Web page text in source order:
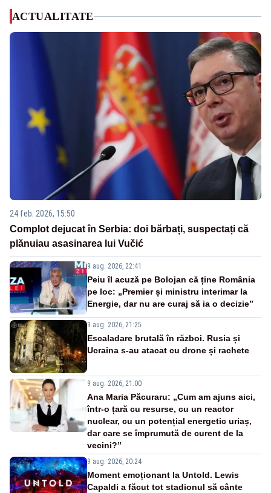
ACTUALITATE
24 feb. 2026, 15:50
Complot dejucat în Serbia: doi bărbați, suspectați că
plănuiau asasinarea lui Vučić
9 aug. 2026, 22:41
Peiu îl acuză pe Bolojan că ține România
pe loc: „Premier și ministru interimar la
Energie, dar nu are curaj să ia o decizie”
9 aug. 2026, 21:25
Escaladare brutală în război. Rusia și
Ucraina s-au atacat cu drone și rachete
9 aug. 2026, 21:00
Ana Maria Păcuraru: „Cum am ajuns aici,
într-o țară cu resurse, cu un reactor
nuclear, cu un potențial energetic uriaș,
dar care se împrumută de curent de la
vecini?”
9 aug. 2026, 20:24
Moment emoționant la Untold. Lewis
Capaldi a făcut tot stadionul să cânte